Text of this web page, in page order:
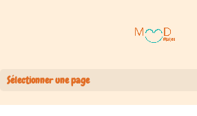
Sélectionner une page